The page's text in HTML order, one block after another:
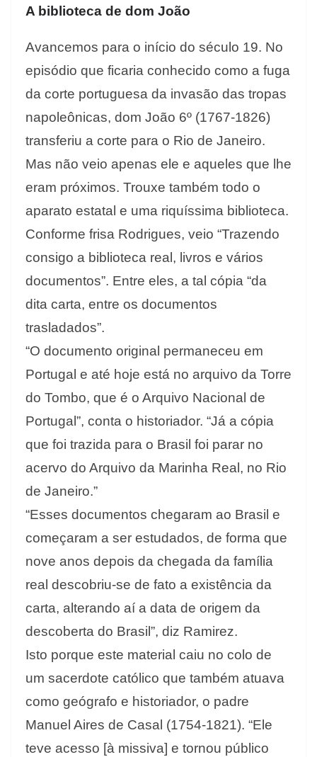
A biblioteca de dom João
Avancemos para o início do século 19. No
episódio que ficaria conhecido como a fuga
da corte portuguesa da invasão das tropas
napoleônicas, dom João 6º (1767-1826)
transferiu a corte para o Rio de Janeiro.
Mas não veio apenas ele e aqueles que lhe
eram próximos. Trouxe também todo o
aparato estatal e uma riquíssima biblioteca.
Conforme frisa Rodrigues, veio “Trazendo
consigo a biblioteca real, livros e vários
documentos”. Entre eles, a tal cópia “da
dita carta, entre os documentos
trasladados”.
“O documento original permaneceu em
Portugal e até hoje está no arquivo da Torre
do Tombo, que é o Arquivo Nacional de
Portugal”, conta o historiador. “Já a cópia
que foi trazida para o Brasil foi parar no
acervo do Arquivo da Marinha Real, no Rio
de Janeiro.”
“Esses documentos chegaram ao Brasil e
começaram a ser estudados, de forma que
nove anos depois da chegada da família
real descobriu-se de fato a existência da
carta, alterando aí a data de origem da
descoberta do Brasil”, diz Ramirez.
Isto porque este material caiu no colo de
um sacerdote católico que também atuava
como geógrafo e historiador, o padre
Manuel Aires de Casal (1754-1821). “Ele
teve acesso [à missiva] e tornou público